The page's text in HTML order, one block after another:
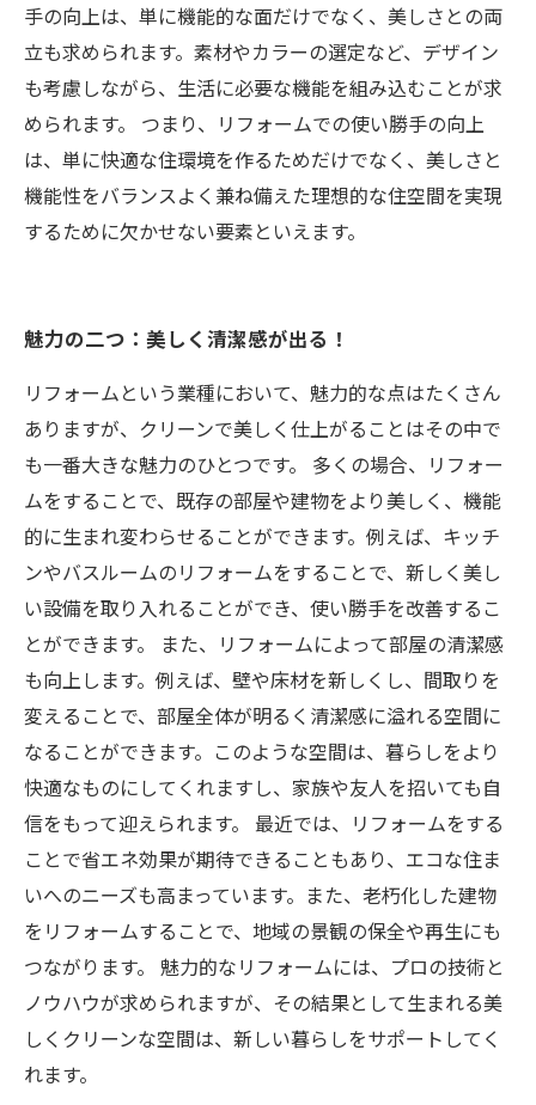
手の向上は、単に機能的な面だけでなく、美しさとの両
立も求められます。素材やカラーの選定など、デザイン
も考慮しながら、生活に必要な機能を組み込むことが求
められます。 つまり、リフォームでの使い勝手の向上
は、単に快適な住環境を作るためだけでなく、美しさと
機能性をバランスよく兼ね備えた理想的な住空間を実現
するために欠かせない要素といえます。
魅力の二つ：美しく清潔感が出る！
リフォームという業種において、魅力的な点はたくさん
ありますが、クリーンで美しく仕上がることはその中で
も一番大きな魅力のひとつです。 多くの場合、リフォー
ムをすることで、既存の部屋や建物をより美しく、機能
的に生まれ変わらせることができます。例えば、キッチ
ンやバスルームのリフォームをすることで、新しく美し
い設備を取り入れることができ、使い勝手を改善するこ
とができます。 また、リフォームによって部屋の清潔感
も向上します。例えば、壁や床材を新しくし、間取りを
変えることで、部屋全体が明るく清潔感に溢れる空間に
なることができます。このような空間は、暮らしをより
快適なものにしてくれますし、家族や友人を招いても自
信をもって迎えられます。 最近では、リフォームをする
ことで省エネ効果が期待できることもあり、エコな住ま
いへのニーズも高まっています。また、老朽化した建物
をリフォームすることで、地域の景観の保全や再生にも
つながります。 魅力的なリフォームには、プロの技術と
ノウハウが求められますが、その結果として生まれる美
しくクリーンな空間は、新しい暮らしをサポートしてく
れます。